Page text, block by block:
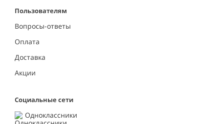
Пользователям
Вопросы-ответы
Оплата
Доставка
Акции
Социальные сети
Одноклассники